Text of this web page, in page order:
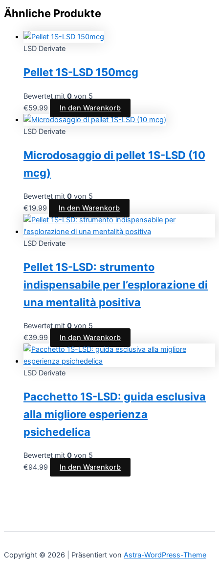
Ähnliche Produkte
LSD Derivate
Pellet 1S-LSD 150mcg
Bewertet mit 0 von 5
€59.99 In den Warenkorb
LSD Derivate
Microdosaggio di pellet 1S-LSD (10
mcg)
Bewertet mit 0 von 5
€19.99 In den Warenkorb
LSD Derivate
Pellet 1S-LSD: strumento
indispensabile per l’esplorazione di
una mentalità positiva
Bewertet mit 0 von 5
€39.99 In den Warenkorb
LSD Derivate
Pacchetto 1S-LSD: guida esclusiva
alla migliore esperienza
psichedelica
Bewertet mit 0 von 5
€94.99 In den Warenkorb
Copyright © 2026 | Präsentiert von Astra-WordPress-Theme